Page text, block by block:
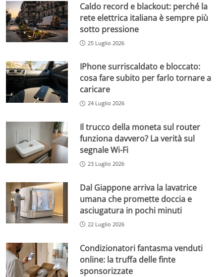
Caldo record e blackout: perché la
rete elettrica italiana è sempre più
sotto pressione
25 Luglio 2026
IPhone surriscaldato e bloccato:
cosa fare subito per farlo tornare a
caricare
24 Luglio 2026
Il trucco della moneta sul router
funziona davvero? La verità sul
segnale Wi-Fi
23 Luglio 2026
Dal Giappone arriva la lavatrice
umana che promette doccia e
asciugatura in pochi minuti
22 Luglio 2026
Condizionatori fantasma venduti
online: la truffa delle finte
sponsorizzate